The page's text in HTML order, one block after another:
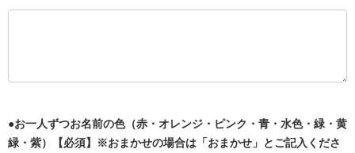
●お一人ずつお名前の色（赤・オレンジ・ピンク・青・水色・緑・黄
緑・紫）【必須】※おまかせの場合は「おまかせ」とご記入くださ